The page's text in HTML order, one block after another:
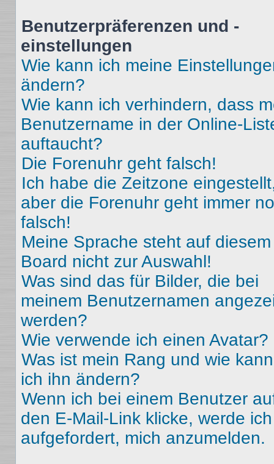
Benutzerpräferenzen und -
einstellungen
Wie kann ich meine
ändern?
Wie kann ich verhindern, dass
Benutzername in der Online-
auftaucht?
Die Forenuhr geht falsch!
Ich habe die Zeitzone
aber die Forenuhr geht immer
falsch!
Meine Sprache steht auf diesem
Board nicht zur Auswahl!
Was sind das für Bilder, die bei
meinem Benutzernamen
werden?
Wie verwende ich einen Avatar?
Was ist mein Rang und wie kann
ich ihn ändern?
Wenn ich bei einem Benutzer
den E-Mail-Link klicke, werde ich
aufgefordert, mich anzumelden.